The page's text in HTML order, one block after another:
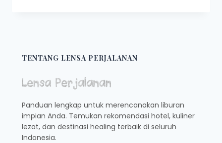
1
ANDALAN-
TEMPOYAK
CUSS
TENTANG LENSA PERJALANAN
Panduan lengkap untuk merencanakan liburan
impian Anda. Temukan rekomendasi hotel, kuliner
lezat, dan destinasi healing terbaik di seluruh
Indonesia.